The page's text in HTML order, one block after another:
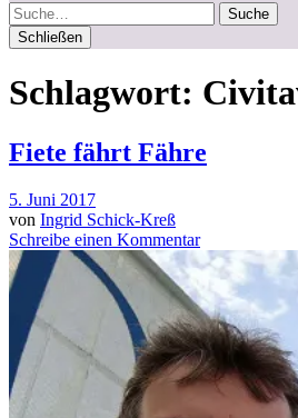
Suche
Schließen
Schlagwort:
Fiete fährt Fähre
5. Juni 2017
von Ingrid Schick-Kreß
Schreibe einen Kommentar